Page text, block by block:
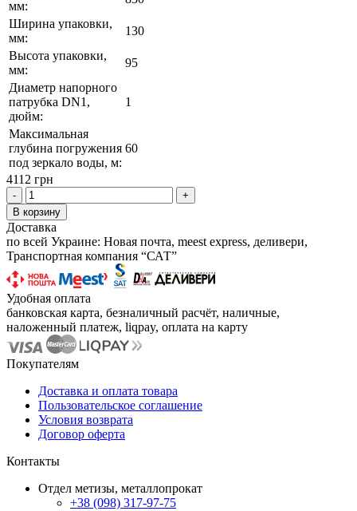
мм:
Ширина упаковки,
мм:
130
Высота упаковки,
мм:
95
Диаметр напорного
патрубка DN1,
дюйм:
1
Максимальная
глубина погружения
под зеркало воды, м:
60
4112 грн
-
+
В корзину
Доставка
по всей Украине: Новая почта, meest express, деливери,
Транспортная компания “САТ”
Удобная оплата
банковская карта, безналичный расчёт, наличные,
наложенный платеж, liqpay, оплата на карту
Покупателям
Доставка и оплата товара
Пользовательское соглашение
Условия возврата
Договор оферта
Контакты
Отдел метизы, металлопрокат
+38 (098) 317-97-75